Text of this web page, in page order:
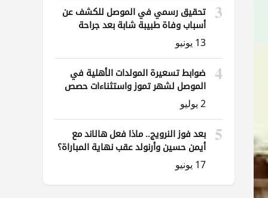
3
تحقيق رسمي في الموصل للكشف عن
أسباب وفاة طبيبة شابة بعد جراحة
ناظورية
13 يونيو
4
ضوابط تسعيرة المولدات الأهلية في
الموصل لشهر تموز واستثناءات حصص
الوقود
2 يوليو
5
بعد فوز النرويج.. ماذا فعل هالاند مع
أيمن حسين وأرنولد عقب نهاية المباراة؟
17 يونيو